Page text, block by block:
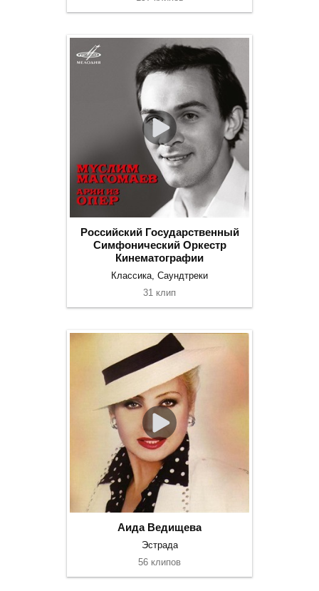
Российский Государственный
Симфонический Оркестр
Кинематографии
Классика, Саундтреки
31 клип
Аида Ведищева
Эстрада
56 клипов